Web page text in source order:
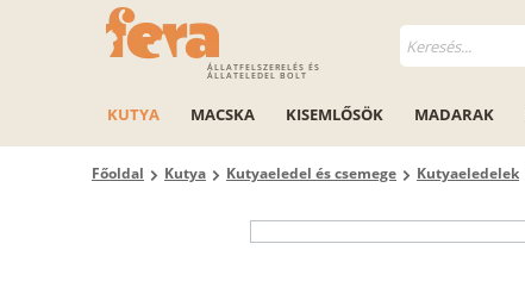
ÁLLATFELSZERELÉS ÉS
ÁLLATELEDEL BOLT
KUTYA MACSKA KISEMLŐSÖK MADARAK
Főoldal Kutya Kutyaeledel és csemege Kutyaeledelek